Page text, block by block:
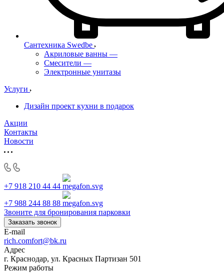
Сантехника Swedbe
Акриловые ванны —
Смесители —
Электронные унитазы
Услуги
Дизайн проект кухни в подарок
Акции
Контакты
Новости
+7 918 210 44 44
+7 988 244 88 88
Звоните для бронирования парковки
Заказать звонок
E-mail
rich.comfort@bk.ru
Адрес
г. Краснодар, ул. Красных Партизан 501
Режим работы